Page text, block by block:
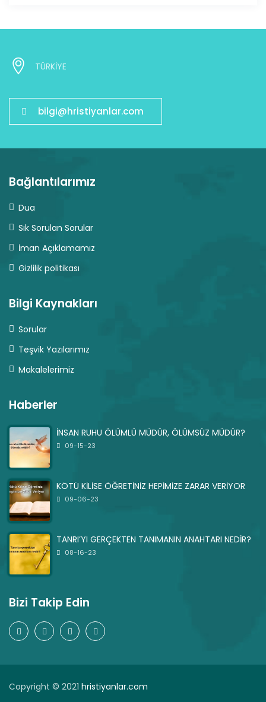
TÜRKİYE
bilgi@hristiyanlar.com
Bağlantılarımız
Dua
Sık Sorulan Sorular
İman Açıklamamız
Gizlilik politikası
Bilgi Kaynakları
Sorular
Teşvik Yazılarımız
Makalelerimiz
Haberler
İNSAN RUHU ÖLÜMLÜ MÜDÜR, ÖLÜMSÜZ MÜDÜR?
09-15-23
KÖTÜ KİLİSE ÖĞRETİNİZ HEPİMİZE ZARAR VERİYOR
09-06-23
TANRI’YI GERÇEKTEN TANIMANIN ANAHTARI NEDİR?
08-16-23
Bizi Takip Edin
Copyright © 2021 hristiyanlar.com